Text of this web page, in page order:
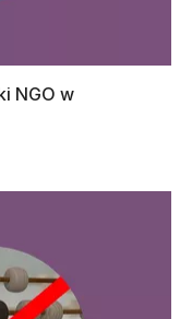
NGO w